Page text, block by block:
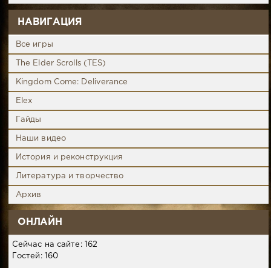
НАВИГАЦИЯ
Все игры
The Elder Scrolls (TES)
Kingdom Come: Deliverance
Elex
Гайды
Наши видео
История и реконструкция
Литература и творчество
Архив
ОНЛАЙН
Сейчас на сайте: 162
Гостей: 160